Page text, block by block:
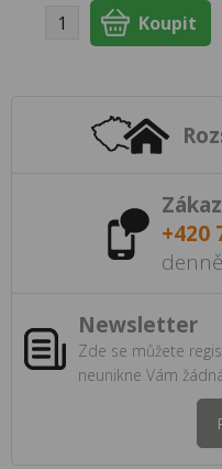
+420
Newsletter
Zde se můžete
neunikne Vám